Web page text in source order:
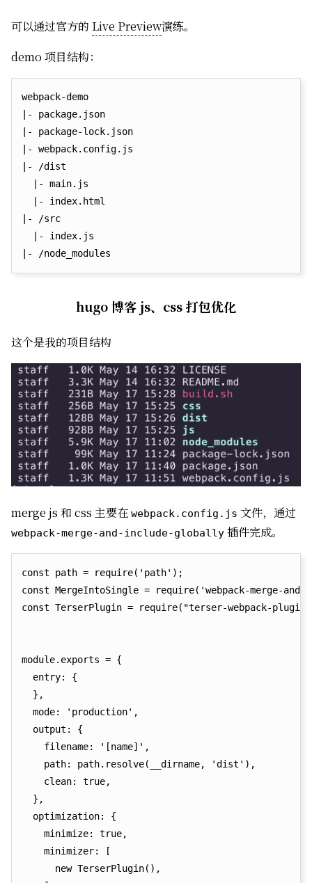
可以通过官方的 Live Preview演练。
demo 项目结构：
webpack-demo
|- package.json
|- package-lock.json
|- webpack.config.js
|- /dist
  |- main.js
  |- index.html
|- /src
  |- index.js
hugo 博客 js、css 打包优化
这个是我的项目结构
merge js 和 css 主要在 webpack.config.js 文件，通过
webpack-merge-and-include-globally 插件完成。
const path = require('path');
const MergeIntoSingle = require('webpack-merge-
const TerserPlugin = require("terser-webpack-
module.exports = {
  entry: {
  },
  mode: 'production',
  output: {
    filename: '[name]',
    path: path.resolve(__dirname, 'dist'),
    clean: true,
  },
  optimization: {
    minimize: true,
    minimizer: [
      new TerserPlugin(),